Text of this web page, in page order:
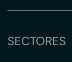
SECTORES